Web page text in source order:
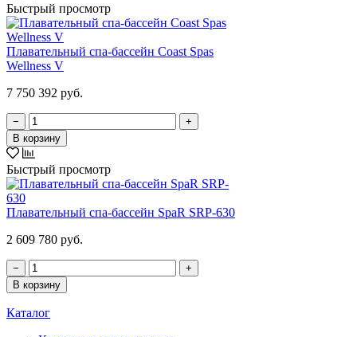
Быстрый просмотр
Плавательный спа-бассейн Coast Spas
Wellness V
7 750 392 руб.
−
+
В корзину
Быстрый просмотр
Плавательный спа-бассейн SpaR SRP-630
2 609 780 руб.
−
+
В корзину
Каталог